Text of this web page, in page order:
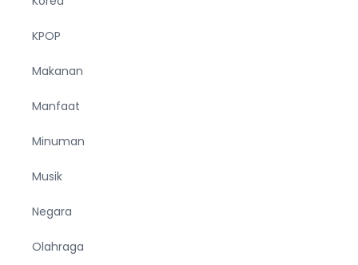
KPOP
Makanan
Manfaat
Minuman
Musik
Negara
Olahraga